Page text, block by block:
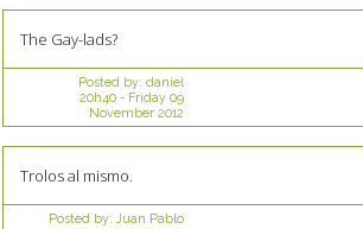
The Gay-lads?
Posted by: daniel
20h40- Friday 09
November 2012
Trolos al mismo.
Posted by: Juan Pablo